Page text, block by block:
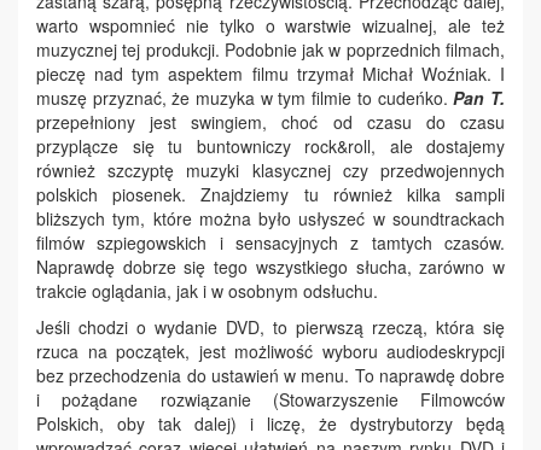
warto wspomnieć nie tylko o warstwie wizualnej, ale też
muzycznej tej produkcji. Podobnie jak w poprzednich filmach,
pieczę nad tym aspektem filmu trzymał Michał Woźniak. I
muszę przyznać, że muzyka w tym filmie to cudeńko.Pan T.
przepełniony jest swingiem, choć od czasu do czasu
przyplącze się tu buntowniczy rock&roll, ale dostajemy
również szczyptę muzyki klasycznej czy przedwojennych
polskich piosenek. Znajdziemy tu również kilka sampli
bliższych tym, które można było usłyszeć w soundtrackach
filmów szpiegowskich i sensacyjnych z tamtych czasów.
Naprawdę dobrze się tego wszystkiego słucha, zarówno w
trakcie oglądania, jak i w osobnym odsłuchu.
Jeśli chodzi o wydanie DVD, to pierwszą rzeczą, która się
rzuca na początek, jest możliwość wyboru audiodeskrypcji
bez przechodzenia do ustawień w menu. To naprawdę dobre
i pożądane rozwiązanie (Stowarzyszenie Filmowców
Polskich, oby tak dalej) i liczę, że dystrybutorzy będą